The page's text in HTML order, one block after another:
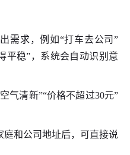
需求，例如“打车去公司”
平稳”，系统会自动识别意
气清新”“价格不超过30元”
庭和公司地址后，可直接说